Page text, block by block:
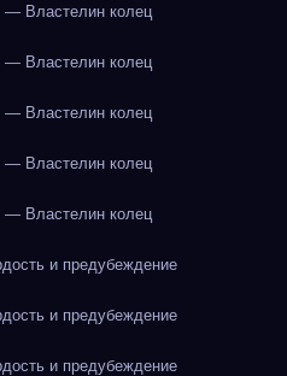
Властелин колец
Властелин колец
Властелин колец
Властелин колец
Властелин колец
и предубеждение
и предубеждение
и предубеждение